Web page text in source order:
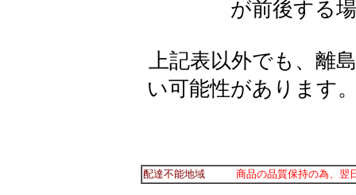
が前後する
上記表以外でも、離
い可能性があります
配達不能地域 商品の品質保持の為、翌